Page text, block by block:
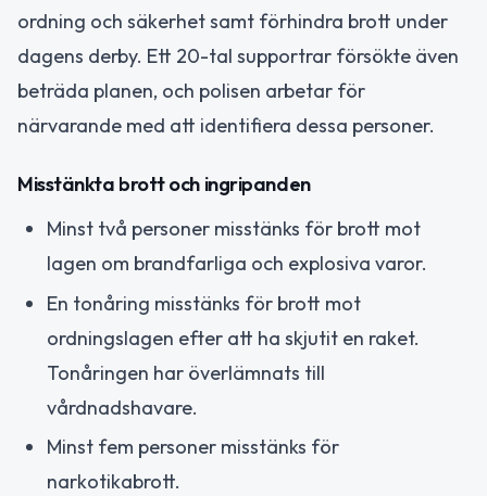
ordning och säkerhet samt förhindra brott under
dagens derby. Ett 20-tal supportrar försökte även
beträda planen, och polisen arbetar för
närvarande med att identifiera dessa personer.
Misstänkta brott och ingripanden
Minst två personer misstänks för brott mot
lagen om brandfarliga och explosiva varor.
En tonåring misstänks för brott mot
ordningslagen efter att ha skjutit en raket.
Tonåringen har överlämnats till
vårdnadshavare.
Minst fem personer misstänks för
narkotikabrott.